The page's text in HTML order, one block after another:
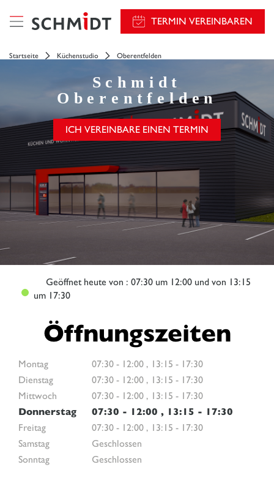
TERMIN VEREINBAREN
Startseite Küchenstudio Oberentfelden
Schmidt
Oberentfelden
ICH VEREINBARE EINEN TERMIN
Geöffnetheute von : 07:30 um 12:00 und von 13:15
um 17:30
Öffnungszeiten
Montag 07:30 - 12:00 , 13:15 - 17:30
Dienstag
07:30 - 12:00 , 13:15 - 17:30
Mittwoch
07:30 - 12:00 , 13:15 - 17:30
Donnerstag
07:30 - 12:00 , 13:15 - 17:30
Freitag
07:30 - 12:00 , 13:15 - 17:30
Samstag
Geschlossen
Sonntag
Geschlossen